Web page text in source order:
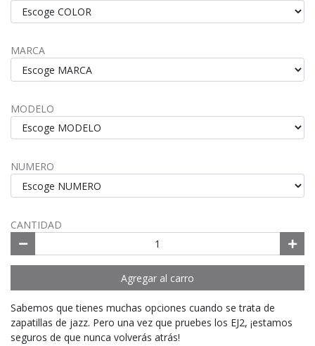
MARCA
MODELO
NUMERO
CANTIDAD
Agregar al carro
Sabemos que tienes muchas opciones cuando se trata de
zapatillas de jazz. Pero una vez que pruebes los EJ2, ¡estamos
seguros de que nunca volverás atrás!